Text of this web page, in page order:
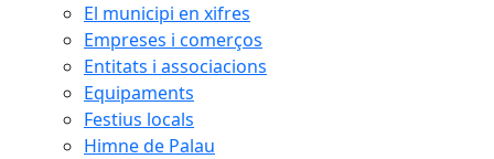
El municipi en xifres
Empreses i comerços
Entitats i associacions
Equipaments
Festius locals
Himne de Palau